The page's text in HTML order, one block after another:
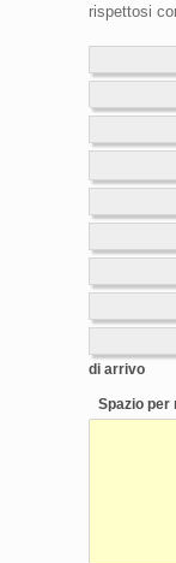
rispettosi
di arrivo
Spazio per